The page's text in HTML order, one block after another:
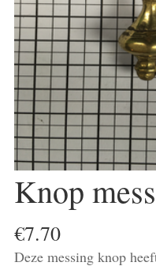
Knop
€7.70
Deze messing knop